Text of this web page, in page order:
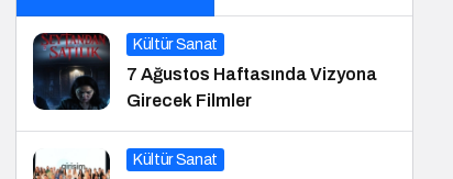
Kültür Sanat
7 Ağustos Haftasında Vizyona
Girecek Filmler
Kültür Sanat